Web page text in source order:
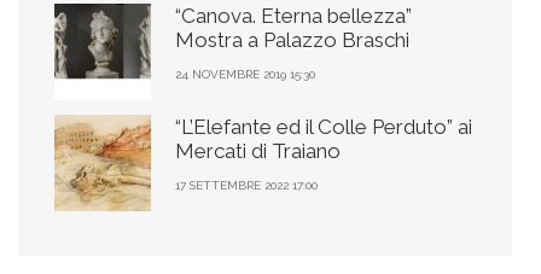
“Canova. Eterna bellezza”
Mostra a Palazzo Braschi
24 NOVEMBRE 2019 15:30
“L’Elefante ed il Colle Perduto” ai
Mercati di Traiano
17 SETTEMBRE 2022 17:00